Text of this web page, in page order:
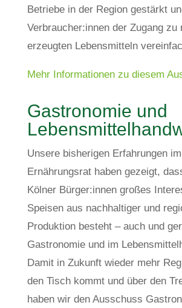
Betriebe in der Region gestärkt
Verbraucher:innen der Zugang zu
erzeugten Lebensmitteln
Mehr Informationen zu diesem
Gastronomie und
Unsere bisherigen Erfahrungen im
Ernährungsrat haben gezeigt,
Kölner Bürger:innen großes
Speisen aus nachhaltiger und
Produktion besteht – auch und
Gastronomie und im
Damit in Zukunft wieder mehr
den Tisch kommt und über den
haben wir den Ausschuss